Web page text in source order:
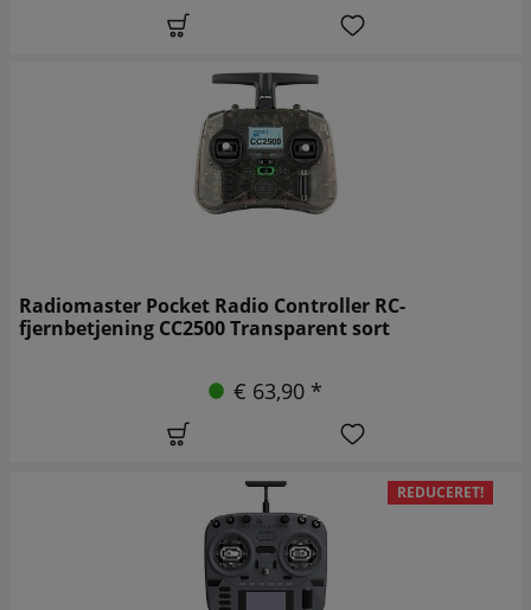
Radiomaster Pocket Radio Controller RC-
fjernbetjening CC2500 Transparent sort
€ 63,90 *
REDUCERET!